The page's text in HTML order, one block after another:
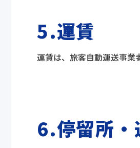
5.運賃
運賃は、旅客自動運送事業
6.停留所・